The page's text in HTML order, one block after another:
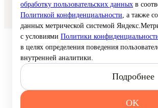
Создание сайта —
обработку пользовательских данных в
Политикой конфиденциальности, а также
данных метрической системой
с условиями Политики
в целях определения поведения
внутренней аналитики.
Подробнее
OK